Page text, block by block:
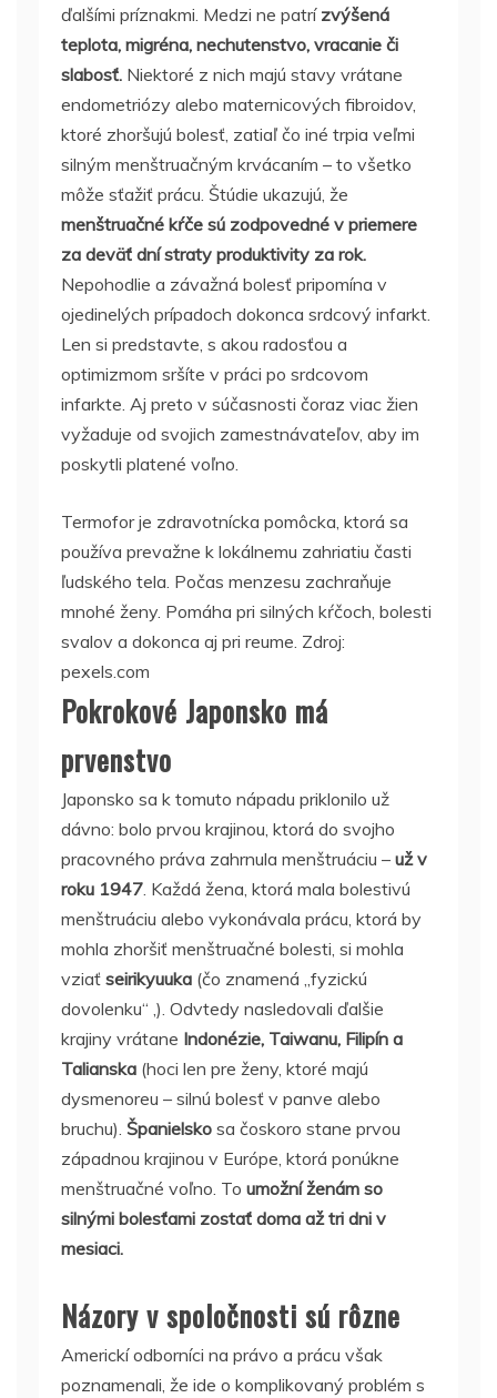
ďalšími príznakmi. Medzi ne patrízvýšená
teplota, migréna, nechutenstvo, vracanie či
slabosť. Niektoré z nich majú stavy vrátane
endometriózy alebo maternicových fibroidov,
ktoré zhoršujú bolesť, zatiaľ čo iné trpia veľmi
silným menštruačným krvácaním – to všetko
môže sťažiť prácu. Štúdie ukazujú, že
menštruačné kŕče sú zodpovedné v priemere
za deväť dní straty produktivity za rok.
Nepohodlie a závažná bolesť pripomína v
ojedinelých prípadoch dokonca srdcový infarkt.
Len si predstavte, s akou radosťou a
optimizmom sršíte v práci po srdcovom
infarkte. Aj preto v súčasnosti čoraz viac žien
vyžaduje od svojich zamestnávateľov, aby im
poskytli platené voľno.
Termofor je zdravotnícka pomôcka, ktorá sa
používa prevažne k lokálnemu zahriatiu časti
ľudského tela. Počas menzesu zachraňuje
mnohé ženy. Pomáha pri silných kŕčoch, bolesti
svalov a dokonca aj pri reume. Zdroj:
pexels.com
Pokrokové Japonsko má
prvenstvo
Japonsko sa k tomuto nápadu priklonilo už
dávno: bolo prvou krajinou, ktorá do svojho
pracovného práva zahrnula menštruáciu – už v
roku 1947. Každá žena, ktorá mala bolestivú
menštruáciu alebo vykonávala prácu, ktorá by
mohla zhoršiť menštruačné bolesti, si mohla
vziať seirikyuuka (čo znamená „fyzickú
dovolenku“ ‚). Odvtedy nasledovali ďalšie
krajiny vrátane Indonézie, Taiwanu, Filipín a
Talianska (hoci len pre ženy, ktoré majú
dysmenoreu – silnú bolesť v panve alebo
bruchu). Španielsko sa čoskoro stane prvou
západnou krajinou v Európe, ktorá ponúkne
menštruačné voľno. To umožní ženám so
silnými bolesťami zostať doma až tri dni v
mesiaci.
Názory v spoločnosti sú rôzne
Americkí odborníci na právo a prácu však
poznamenali, že ide o komplikovaný problém s